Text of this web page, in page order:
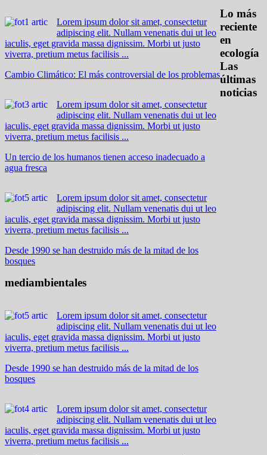
Lorem ipsum dolor sit amet, consectetur
adipiscing elit. Nullam venenatis dui ut leo
iaculis, eget gravida massa dignissim. Morbi ut justo
viverra, pretium metus facilisis ...
Cambio Climático: El más controversial de los problemas
Lorem ipsum dolor sit amet, consectetur
adipiscing elit. Nullam venenatis dui ut leo
iaculis, eget gravida massa dignissim. Morbi ut justo
viverra, pretium metus facilisis ...
Un tercio de los humanos tienen acceso inadecuado a
agua fresca
Lorem ipsum dolor sit amet, consectetur
adipiscing elit. Nullam venenatis dui ut leo
iaculis, eget gravida massa dignissim. Morbi ut justo
viverra, pretium metus facilisis ...
Desde 1990 se han destruido más de la mitad de los
bosques
Lo más
reciente
en
ecología
Las
últimas
noticias
mediambientales
Lorem ipsum dolor sit amet, consectetur
adipiscing elit. Nullam venenatis dui ut leo
iaculis, eget gravida massa dignissim. Morbi ut justo
viverra, pretium metus facilisis ...
Desde 1990 se han destruido más de la mitad de los
bosques
Lorem ipsum dolor sit amet, consectetur
adipiscing elit. Nullam venenatis dui ut leo
iaculis, eget gravida massa dignissim. Morbi ut justo
viverra, pretium metus facilisis ...